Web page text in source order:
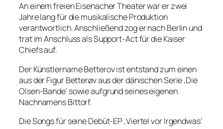
An einem freien Eisenacher Theater war er zwei
Jahre lang für die musikalische Produktion
verantwortlich. Anschließend zog er nach Berlin und
trat im Anschluss als Support-Act für die Kaiser
Chiefs auf.
Der Künstlername Betterov ist entstand zum einen
aus der Figur Betterøv aus der dänischen Serie ‚Die
Olsen-Bande‘ sowie aufgrund seines eigenen
Nachnamens Bittorf.
Die Songs für seine Debüt-EP ‚Viertel vor Irgendwas‘